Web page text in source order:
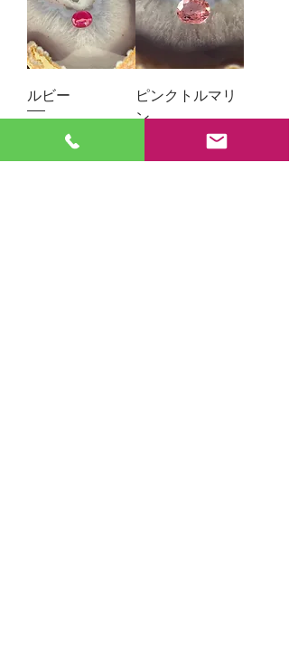
ルビー
￥5,720
ピンクトルマリ
ン